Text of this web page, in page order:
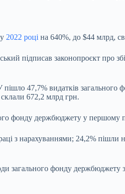
2022 році на 640%, до $44 млрд,
підписав законопроєкт про
47,7% видатків загального
672,2 млрд грн.
фонду держбюджету у першому
з нарахуваннями; 24,2% пішли
загального фонду